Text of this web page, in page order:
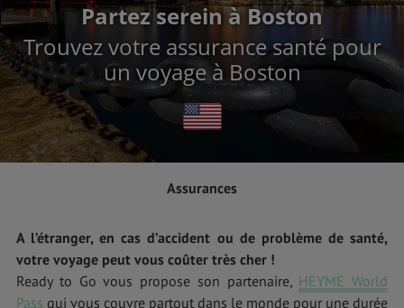
Partez serein à Boston
Trouvez votre assurance santé pour
un voyage à Boston
Assurances
A l’étranger, en cas d’accident ou de problème de santé,
votre voyage peut vous coûter très cher !
Ready to Go vous propose son partenaire, HEYME World
Pass qui vous couvre partout dans le monde pour une durée